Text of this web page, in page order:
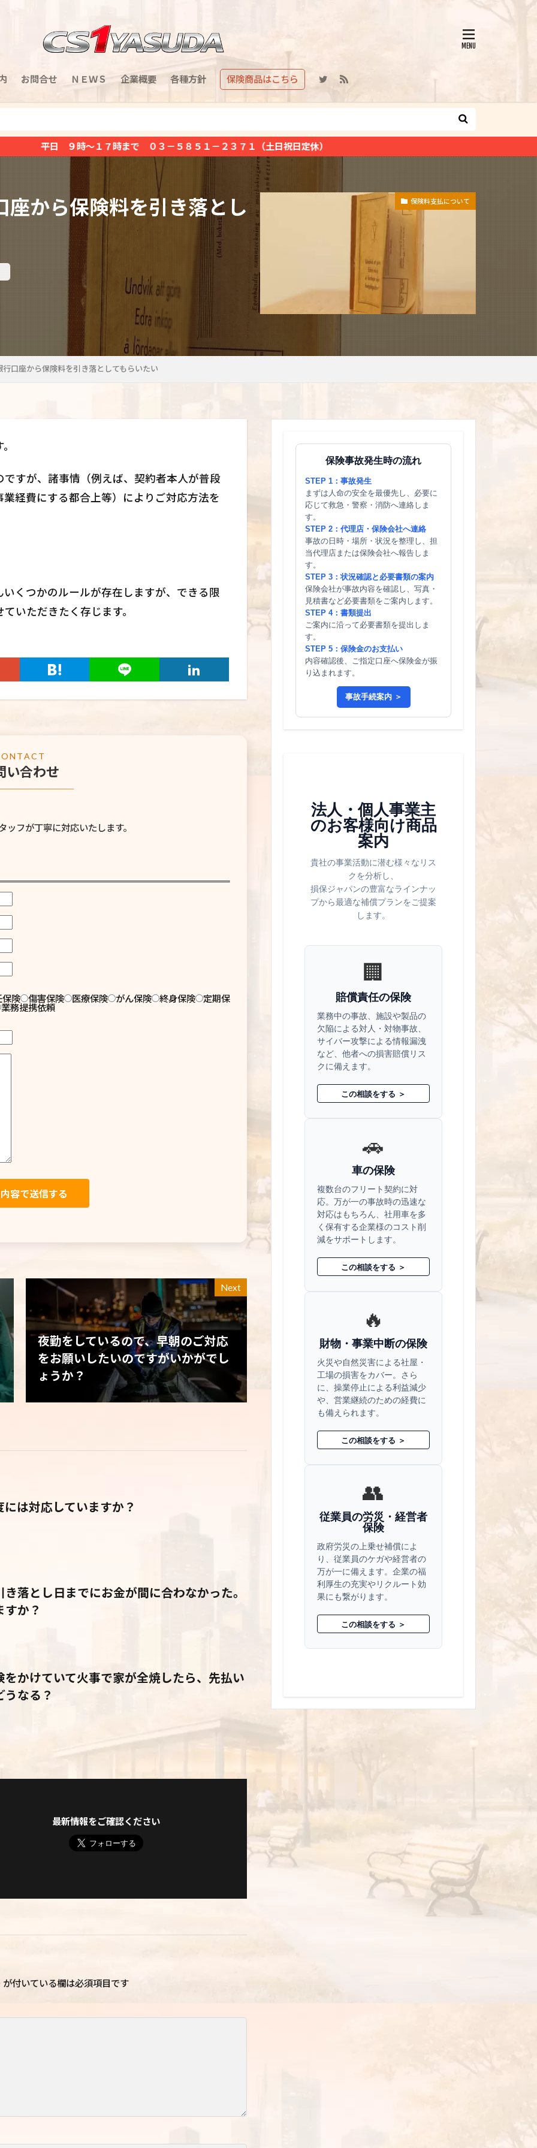
お問合せ ＮＥＷＳ 企業概要 各種方針 保険商品はこちら
７時まで ０３－５８５１－２３７１（土日祝日定休）
座から保険料を引き落とし 保険料支払について
口座から保険料を引き落としてもらいたい
すが、諸事情（例えば、契約者本人が普段
経費にする都合上等）によりご対応方法を
くつかのルールが存在しますが、できる限
いただきたく存じます。
い合わせ
フが丁寧に対応いたします。
保険 傷害保険 医療保険 がん保険 終身保険
定期保
業務提携依頼
Next
夜勤をしているので、早朝のご対応
をお願いしたいのですがいかがでし
ょうか？
は対応していますか？
落とし日までにお金が間に合わなかった。
すか？
をかけていて火事で家が全焼したら、先払い
うなる？
最新情報をご確認ください
が付いている欄は必須項目です
保険事故発生時の流れ
STEP 1：事故発生
まずは人命の安全を最優先し、必要に
応じて救急・警察・消防へ連絡しま
す。
STEP 2：代理店・保険会社へ連絡
事故の日時・場所・状況を整理し、担
当代理店または保険会社へ報告しま
す。
STEP 3：状況確認と必要書類の案内
保険会社が事故内容を確認し、写真・
見積書など必要書類をご案内します。
STEP 4：書類提出
ご案内に沿って必要書類を提出しま
す。
STEP 5：保険金のお支払い
内容確認後、ご指定口座へ保険金が振
り込まれます。
事故手続案内 ＞
法人・個人事業主
のお客様向け商品
案内
貴社の事業活動に潜む様々なリス
クを分析し、
損保ジャパンの豊富なラインナッ
プから最適な補償プランをご提案
します。
🏢
賠償責任の保険
業務中の事故、施設や製品の
欠陥による対人・対物事故、
サイバー攻撃による情報漏洩
など、他者への損害賠償リス
クに備えます。
この相談をする ＞
🚗
車の保険
複数台のフリート契約に対
応。万が一の事故時の迅速な
対応はもちろん、社用車を多
く保有する企業様のコスト削
減をサポートします。
この相談をする ＞
🔥
財物・事業中断の保険
火災や自然災害による社屋・
工場の損害をカバー。さら
に、操業停止による利益減少
や、営業継続のための経費に
も備えられます。
この相談をする ＞
👥
従業員の労災・経営者
保険
政府労災の上乗せ補償によ
り、従業員のケガや経営者の
万が一に備えます。企業の福
利厚生の充実やリクルート効
果にも繋がります。
この相談をする ＞